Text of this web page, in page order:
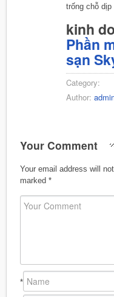
trống chỗ dịp
kinh
Phần
sạn
Category:
Author:
Your Comment
Your email address will
marked *
*